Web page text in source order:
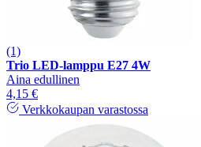
(1)
Trio LED-lamppu E27 4W
Aina edullinen
4,15 €
Verkkokaupan varastossa